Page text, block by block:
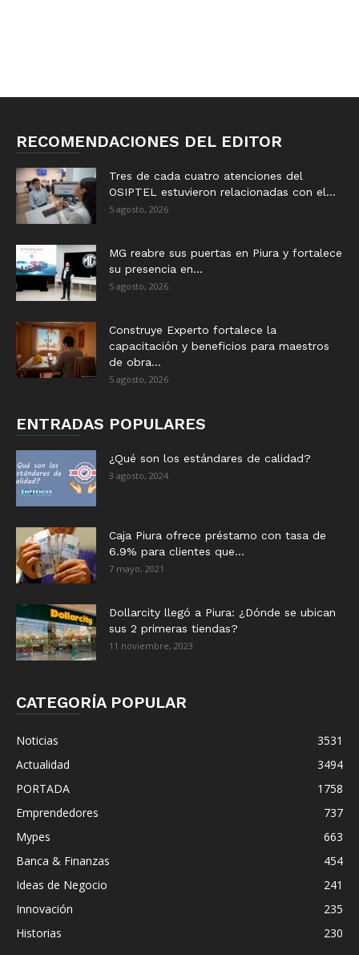
RECOMENDACIONES DEL EDITOR
Tres de cada cuatro atenciones del
OSIPTEL estuvieron relacionadas con el...
5 agosto, 2026
MG reabre sus puertas en Piura y fortalece
su presencia en...
5 agosto, 2026
Construye Experto fortalece la
capacitación y beneficios para maestros
de obra...
5 agosto, 2026
ENTRADAS POPULARES
¿Qué son los estándares de calidad?
3 agosto, 2024
Caja Piura ofrece préstamo con tasa de
6.9% para clientes que...
7 mayo, 2021
Dollarcity llegó a Piura: ¿Dónde se ubican
sus 2 primeras tiendas?
11 noviembre, 2023
CATEGORÍA POPULAR
Noticias
3531
Actualidad
3494
PORTADA
1758
Emprendedores
737
Mypes
663
Banca & Finanzas
454
Ideas de Negocio
241
Innovación
235
Historias
230